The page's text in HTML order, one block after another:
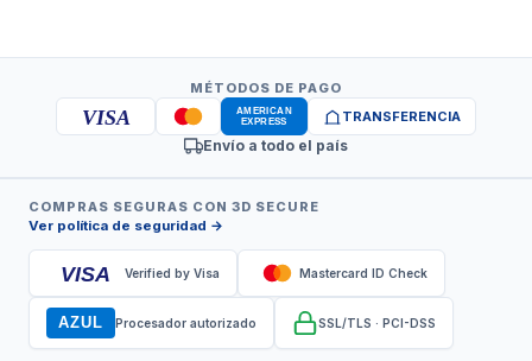
MÉTODOS DE PAGO
VISA TRANSFERENCIA
Envío a todo el país
COMPRAS SEGURAS CON 3D SECURE
Ver política de seguridad →
VISA Verified by Visa Mastercard ID Check
AZUL Procesador autorizado SSL/TLS · PCI-DSS